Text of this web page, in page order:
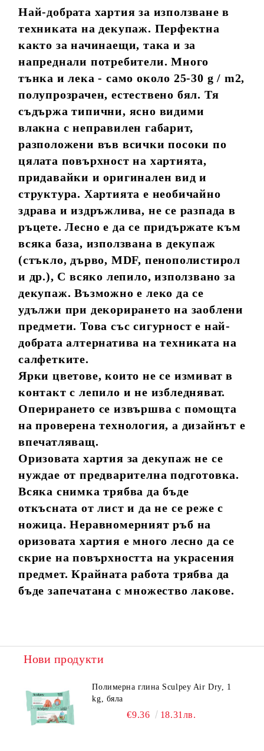
Най-добрата хартия за използване в
техниката на декупаж. Перфектна
както за начинаещи, така и за
напреднали потребители. Много
тънка и лека - само около 25-30 g / m2,
полупрозрачен, естествено бял. Тя
съдържа типични, ясно видими
влакна с неправилен габарит,
разположени във всички посоки по
цялата повърхност на хартията,
придавайки и оригинален вид и
структура. Хартията е необичайно
здрава и издръжлива, не се разпада в
ръцете. Лесно е да се придържате към
всяка база, използвана в декупаж
(стъкло, дърво, MDF, пенополистирол
и др.), С всяко лепило, използвано за
декупаж. Възможно е леко да се
удължи при декорирането на заоблени
предмети. Това със сигурност е най-
добрата алтернатива на техниката на
салфетките.
Ярки цветове, които не се измиват в
контакт с лепило и не избледняват.
Оперирането се извършва с помощта
на проверена технология, а дизайнът е
впечатляващ.
Оризовата хартия за декупаж не се
нуждае от предварителна подготовка.
Всяка снимка трябва да бъде
откъсната от лист и да не се реже с
ножица. Неравномерният ръб на
оризовата хартия е много лесно да се
скрие на повърхността на украсения
предмет. Крайната работа трябва да
бъде запечатана с множество лакове.
Нови продукти
Полимерна глина Sculpey Air Dry, 1
kg, бяла
€9.36 18.31лв.